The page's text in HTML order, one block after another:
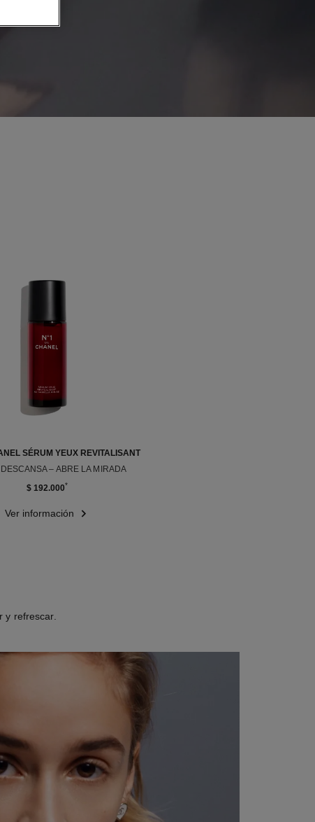
SÉRUM YEUX REVITALISANT
– ABRE LA MIRADA
Ref. 140040
$ 192.000*
Ver información
y refrescar.